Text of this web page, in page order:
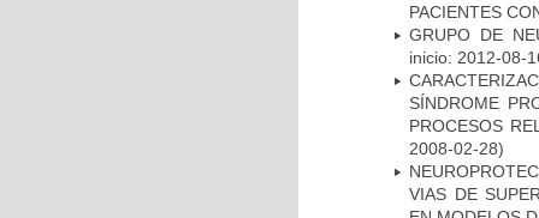
PACIENTES
GRUPO DE
inicio: 2012-08-
SÍNDROME
PROCESOS
2008-02-28)
VIAS DE